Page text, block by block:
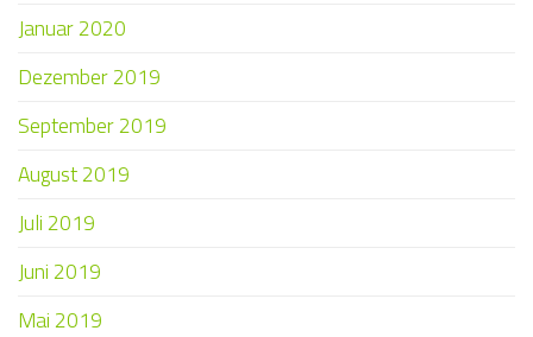
Januar 2020
Dezember 2019
September 2019
August 2019
Juli 2019
Juni 2019
Mai 2019